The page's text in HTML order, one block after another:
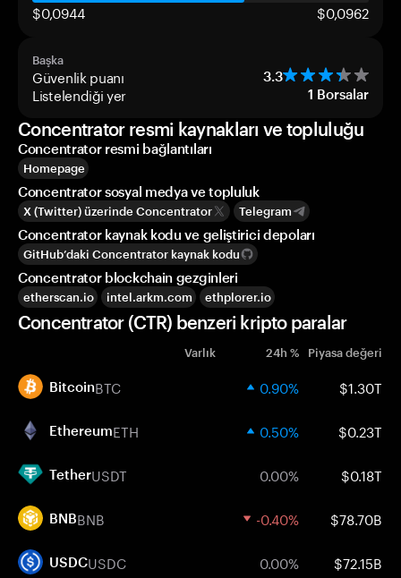
$0,0944 $0,0962
Başka
Güvenlik puanı 3.3
Listelendiği yer 1 Borsalar
Concentrator resmi kaynakları ve topluluğu
Concentrator resmi bağlantıları
Homepage
Concentrator sosyal medya ve topluluk
X (Twitter) üzerinde Concentrator Telegram
Concentrator kaynak kodu ve geliştirici depoları
GitHub’daki Concentrator kaynak kodu
Concentrator blockchain gezginleri
etherscan.io intel.arkm.com ethplorer.io
Concentrator (CTR) benzeri kripto paralar
Varlık 24h % Piyasa değeri
BitcoinBTC 0.90% $1.30T
EthereumETH 0.50% $0.23T
TetherUSDT 0.00% $0.18T
BNBBNB -0.40% $78.70B
USDCUSDC 0.00% $72.15B